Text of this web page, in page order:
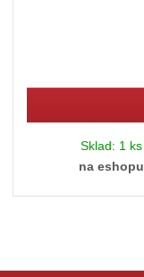
Sklad: 1 ks
na eshopu